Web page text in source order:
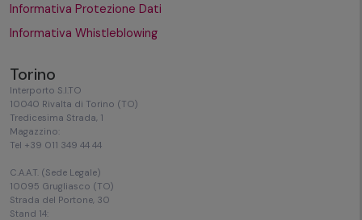
Informativa Protezione Dati
Informativa Whistleblowing
Torino
Interporto S.I.TO
10040 Rivalta di Torino (TO)
Tredicesima Strada, 1
Magazzino:
Tel +39 011 349 44 44
C.A.A.T. (Sede Legale)
10095 Grugliasco (TO)
Strada del Portone, 30
Stand 14: